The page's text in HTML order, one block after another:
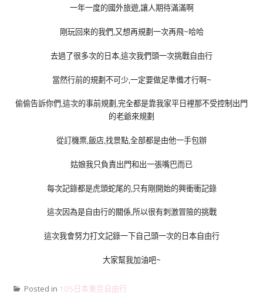
一年一度的國外旅遊,讓人期待滿滿啊
剛玩回來的我們,又想再規劃一次再飛~哈哈
去過了很多次的日本,這次我們頭一次挑戰自由行
當然行前的規劃不可少,一定要做足準備才行啊~
偷偷告訴你們,這次的事前規劃,完全都是靠我家平日裡那不受控制出門
的老爺來規劃
從訂機票,飯店,找景點,全部都是由他一手包辦
姑娘我只負責出門和出一張嘴巴而已
每次記錄都是虎頭蛇尾的,只有剛開始的興衝衝記錄
這次因為是自由行的關係,所以很有刺激冒險的挑戰
這次我會努力打文記錄一下自己頭一次的日本自由行
大家幫我加油吧~
Posted in 105日本東京自由行